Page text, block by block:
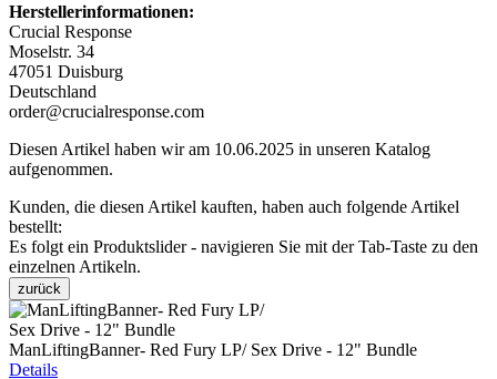
Herstellerinformationen:
Crucial Response
Moselstr. 34
47051 Duisburg
Deutschland
order@crucialresponse.com
Diesen Artikel haben wir am 10.06.2025 in unseren Katalog
aufgenommen.
Kunden, die diesen Artikel kauften, haben auch folgende Artikel
bestellt:
Es folgt ein Produktslider - navigieren Sie mit der Tab-Taste zu den
einzelnen Artikeln.
zurück
ManLiftingBanner- Red Fury LP/ Sex Drive - 12" Bundle
Details